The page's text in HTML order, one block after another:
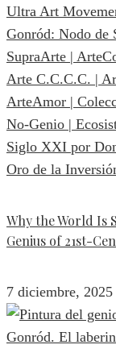
Why the World Is
Genius of 21st-
7 diciembre, 2025